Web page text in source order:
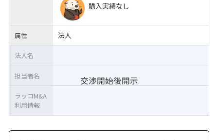
購入実績なし
属性 法人
交渉開始後開示
法人名
担当者名
ラッコM&A
利用情報